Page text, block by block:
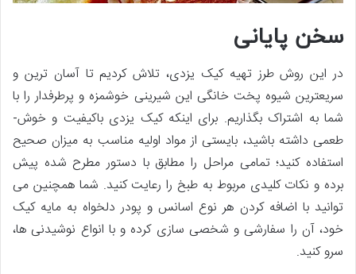
سخن پایانی
در این روش طرز تهیه کیک یزدی، تلاش کردیم تا آسان ­ترین و
سریع­ترین شیوه پخت خانگی این شیرینی خوش­مزه و پرطرفدار را با
شما به اشتراک بگذاریم. برای این­که کیک یزدی باکیفیت و خوش­
طعمی داشته باشید، بایستی از مواد اولیه مناسب به میزان صحیح
استفاده کنید؛ تمامی مراحل را مطابق با دستور مطرح شده پیش
برده و نکات کلیدی مربوط به طبخ را رعایت کنید. شما همچنین می
­توانید با اضافه کردن هر نوع اسانس و پودر دلخواه به مایه کیک
خود، آن را سفارشی و شخصی ­سازی کرده و با انواع نوشیدنی­ ها،
سرو کنید.